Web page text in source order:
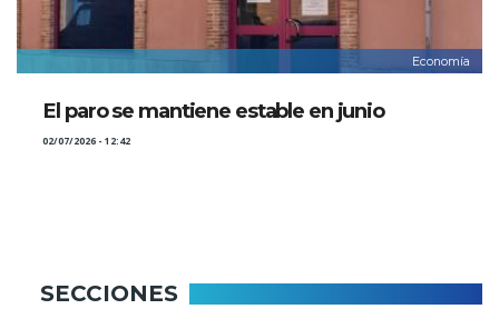
Economía
El paro se mantiene estable en junio
02/07/2026 - 12:42
SECCIONES